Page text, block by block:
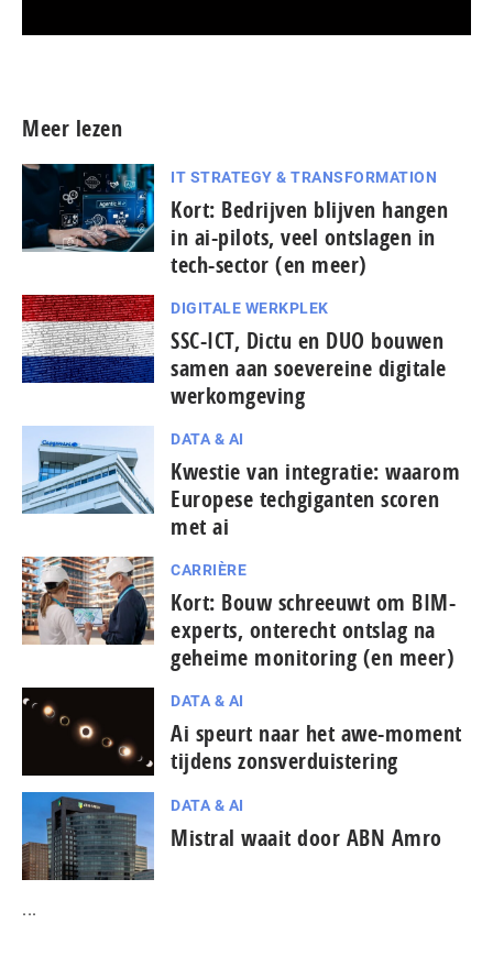
Meer lezen
IT STRATEGY & TRANSFORMATION
Kort: Bedrijven blijven hangen
in ai-pilots, veel ontslagen in
tech-sector (en meer)
DIGITALE WERKPLEK
SSC-ICT, Dictu en DUO bouwen
samen aan soevereine digitale
werkomgeving
DATA & AI
Kwestie van integratie: waarom
Europese tech­gi­gan­ten scoren
met ai
CARRIÈRE
Kort: Bouw schreeuwt om BIM-
experts, onterecht ontslag na
geheime monitoring (en meer)
DATA & AI
Ai speurt naar het awe-moment
tijdens zonsverduistering
DATA & AI
Mistral waait door ABN Amro
...